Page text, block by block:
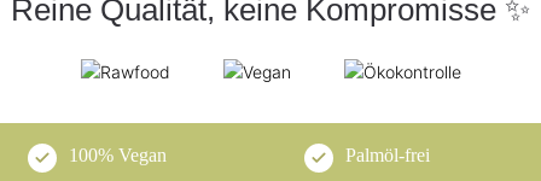
Reine Qualität, keine Kompromisse ✨
100% Vegan Palmöl-frei